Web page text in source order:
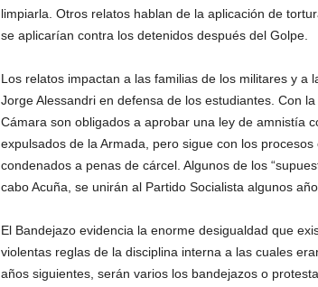
limpiarla. Otros relatos hablan de la aplicación de
se aplicarían contra los detenidos después del Golpe.
Los relatos impactan a las familias de los militares y a
Jorge Alessandri en defensa de los estudiantes. Con
Cámara son obligados a aprobar una ley de amnistía
expulsados de la Armada, pero sigue con los
condenados a penas de cárcel. Algunos de los
cabo Acuña, se unirán al Partido Socialista algunos
El Bandejazo evidencia la enorme desigualdad que
violentas reglas de la disciplina interna a las cuales
años siguientes, serán varios los bandejazos o